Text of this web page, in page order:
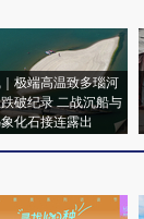
极端高温致多瑙河
破纪录 二战沉船与
化石接连露出